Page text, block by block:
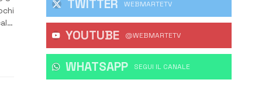
TWITTER WEBMARTETV
YOUTUBE @WEBMARTETV
WHATSAPP ‎SEGUI IL CANALE